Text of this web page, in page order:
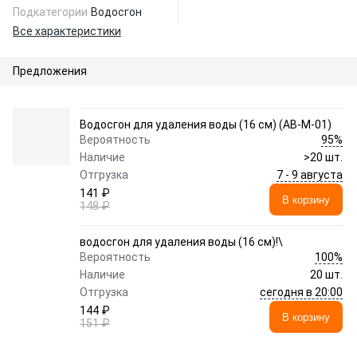
Подкатегории Водосгон
Все характеристики
Предложения
Водосгон для удаления воды (16 см) (AB-M-01)
Вероятность
95%
Наличие
>20 шт.
Отгрузка
7 - 9 августа
141 ₽
148 ₽
В корзину
водосгон для удаления воды (16 см)!\
Вероятность
100%
Наличие
20 шт.
Отгрузка
сегодня в 20:00
144 ₽
151 ₽
В корзину